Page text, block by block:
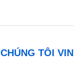
CHÚNG TÔI